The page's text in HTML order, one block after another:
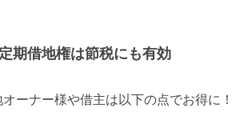
定期借地権は節税にも有効
オーナー様や借主は以下の点でお得に！